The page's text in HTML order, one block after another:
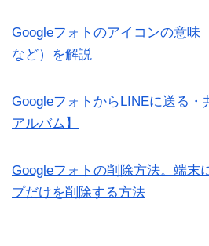
Googleフォトのアイコンの意味
など）を解説
GoogleフォトからLINEに送る・
アルバム】
Googleフォトの削除方法。端末
プだけを削除する方法